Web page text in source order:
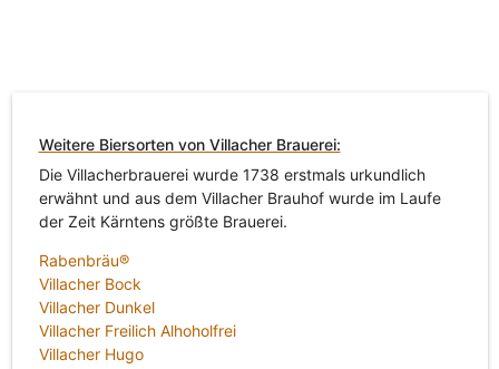
Weitere Biersorten von Villacher Brauerei:
Die Villacherbrauerei wurde 1738 erstmals urkundlich
erwähnt und aus dem Villacher Brauhof wurde im Laufe
der Zeit Kärntens größte Brauerei.
Rabenbräu®
Villacher Bock
Villacher Dunkel
Villacher Freilich Alhoholfrei
Villacher Hugo